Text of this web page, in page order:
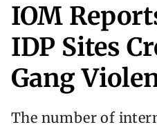
IOM
IDP Sites
Gang
The number of